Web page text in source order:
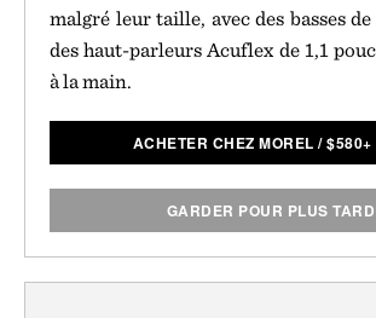
malgré leur taille, avec des basses
des haut-parleurs Acuflex de 1,1
à la main.
ACHETER CHEZ MOREL /$580+
GARDER POUR PLUS TARD